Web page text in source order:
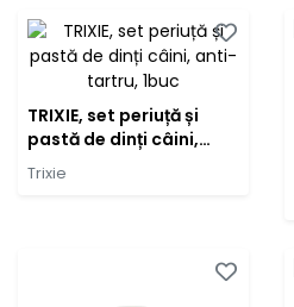
antifungic, tub,
sensibilități dentare,
30ml
TRIXIE, set periuță și
pastă de dinți câini,
anti-tartru, 1buc
Trixie